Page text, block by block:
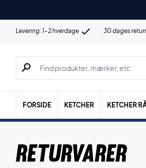
Levering: 1-2 hverdage 30 dages
Søg efter produkter, mærker etc.
FORSIDE KETCHER KETCHER
Returvarer